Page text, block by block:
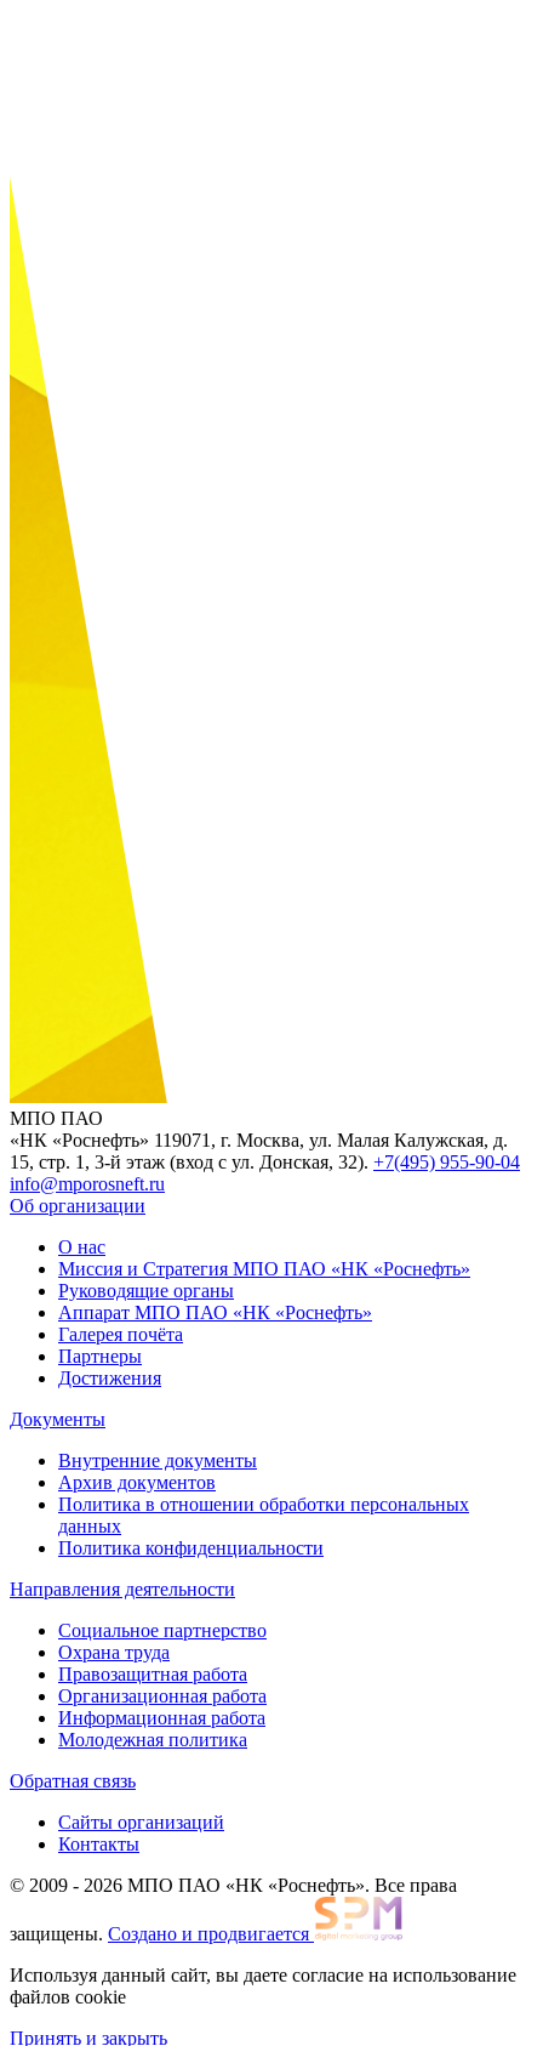
МПО ПАО
«НК «Роснефть» 119071, г. Москва, ул. Малая Калужская, д.
15, стр. 1, 3-й этаж (вход с ул. Донская, 32). +7(495) 955-90-04
info@mporosneft.ru
Об организации
О нас
Миссия и Стратегия МПО ПАО «НК «Роснефть»
Руководящие органы
Аппарат МПО ПАО «НК «Роснефть»
Галерея почёта
Партнеры
Достижения
Документы
Внутренние документы
Архив документов
Политика в отношении обработки персональных
данных
Политика конфиденциальности
Направления деятельности
Социальное партнерство
Охрана труда
Правозащитная работа
Организационная работа
Информационная работа
Молодежная политика
Обратная связь
Сайты организаций
Контакты
© 2009 - 2026 МПО ПАО «НК «Роснефть». Все права
защищены. Создано и продвигается
Используя данный сайт, вы даете согласие на использование
файлов cookie
Принять и закрыть